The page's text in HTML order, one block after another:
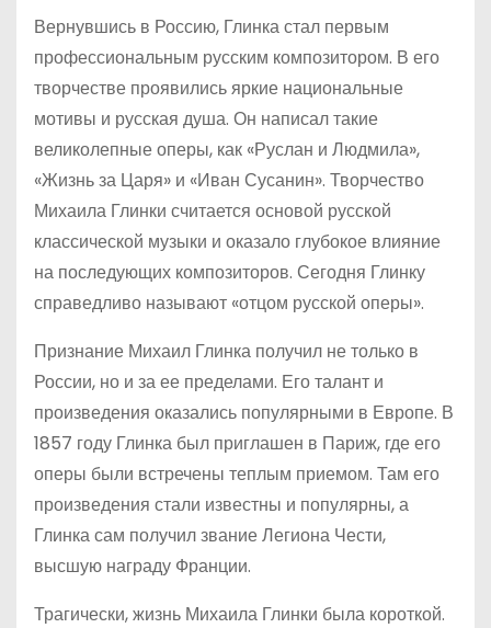
Вернувшись в Россию, Глинка стал первым
профессиональным русским композитором. В его
творчестве проявились яркие национальные
мотивы и русская душа. Он написал такие
великолепные оперы, как «Руслан и Людмила»,
«Жизнь за Царя» и «Иван Сусанин». Творчество
Михаила Глинки считается основой русской
классической музыки и оказало глубокое влияние
на последующих композиторов. Сегодня Глинку
справедливо называют «отцом русской оперы».
Признание Михаил Глинка получил не только в
России, но и за ее пределами. Его талант и
произведения оказались популярными в Европе. В
1857 году Глинка был приглашен в Париж, где его
оперы были встречены теплым приемом. Там его
произведения стали известны и популярны, а
Глинка сам получил звание Легиона Чести,
высшую награду Франции.
Трагически, жизнь Михаила Глинки была короткой.